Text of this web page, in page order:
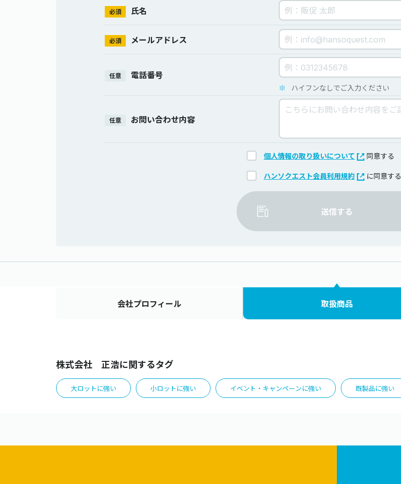
必須 氏名
必須 メールアドレス
任意 電話番号
※ ハイフンなしでご入力ください
任意 お問い合わせ内容
個人情報の取り扱いについて 同意する
ハンソクエスト会員利用規約 に同意する
送信する
会社プロフィール 取扱商品
株式会社 正浩に関するタグ
大ロットに強い 小ロットに強い イベント・キャンペーンに強い 既製品に強い